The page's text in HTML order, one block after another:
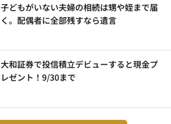
子どもがいない夫婦の相続は甥や姪まで届
く。配偶者に全部残すなら遺言
大和証券で投信積立デビューすると現金プ
レゼント！9/30まで